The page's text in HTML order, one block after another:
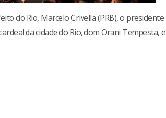
do Rio, Marcelo Crivella (PRB), o presidente
da cidade do Rio, dom Orani Tempesta, e